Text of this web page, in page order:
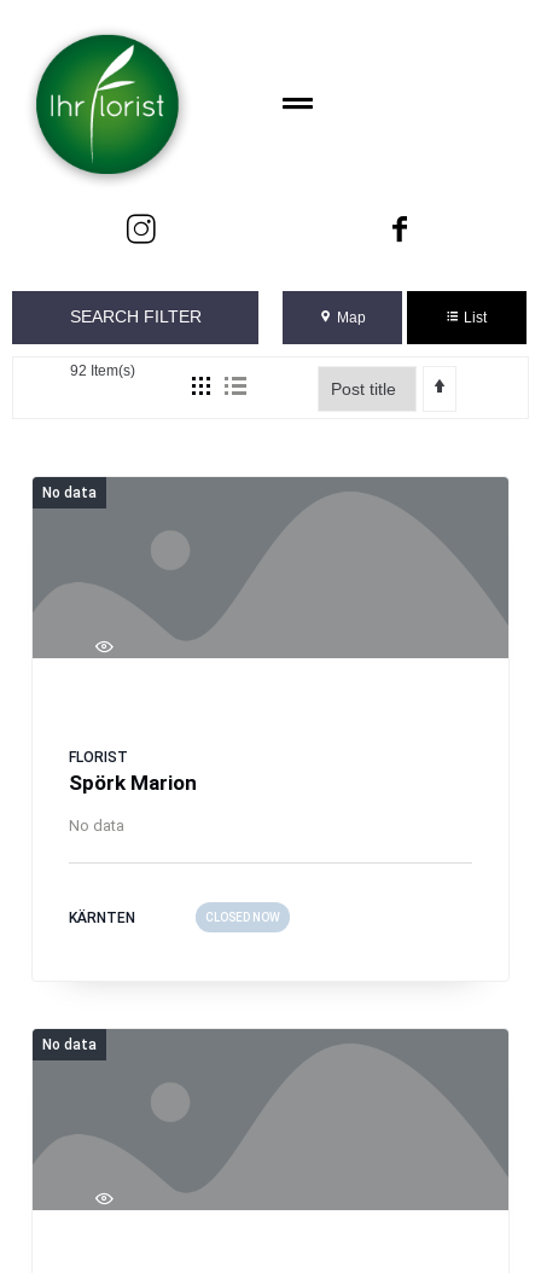
SEARCH FILTER Map List
92 Item(s)
No data
FLORIST
Spörk Marion
No data
KÄRNTEN CLOSED NOW
No data